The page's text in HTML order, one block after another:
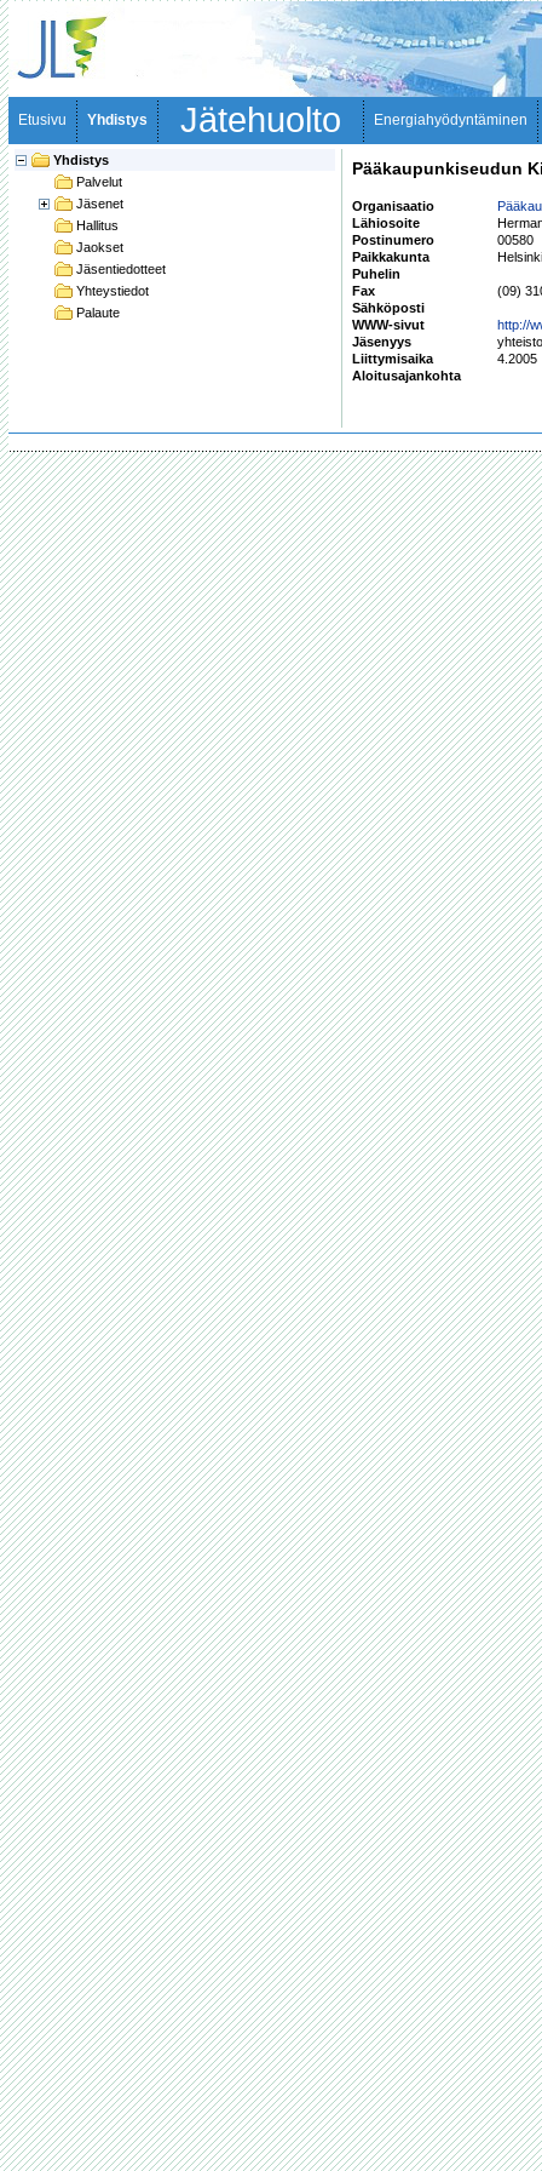
Etusivu Yhdistys Jätehuolto Energiahyödyntäminen
Yhdistys
Palvelut
Jäsenet
Hallitus
Jaokset
Jäsentiedotteet
Yhteystiedot
Palaute
Pääkaupunkiseudun
Organisaatio
Lähiosoite
Postinumero
00580
Paikkakunta
Puhelin
Fax
(09)
Sähköposti
WWW-sivut
http://
Jäsenyys
Liittymisaika
4.2005
Aloitusajankohta